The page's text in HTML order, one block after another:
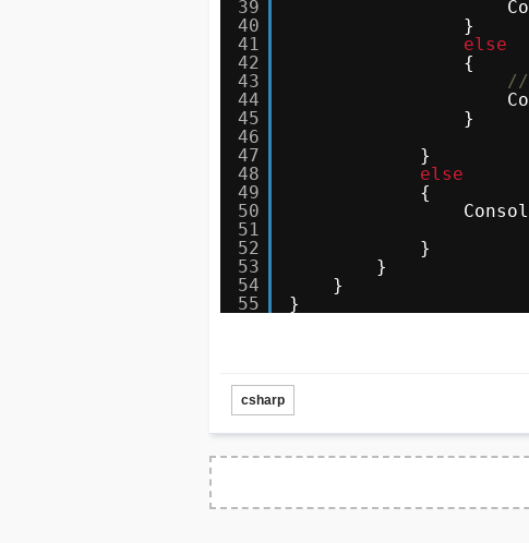
39
40
41
42
43
44
45
46
47
48
49
50
51
52
53
54
55
}
else
{
//
}
}
else
{
}
}
}
}
csharp